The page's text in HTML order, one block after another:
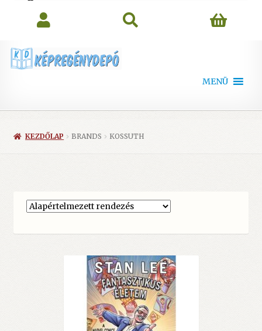
MENÜ
KEZDŐLAP BRANDS KOSSUTH